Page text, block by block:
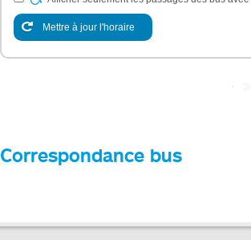
Mettre à jour l'horaire
Correspondance bus